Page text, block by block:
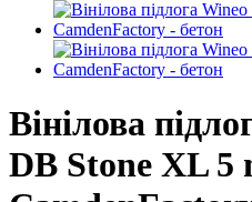
Вінілова
DB Stone XL 5